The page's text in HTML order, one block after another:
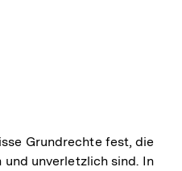
Grundrechte fest, die
unverletzlich sind. In